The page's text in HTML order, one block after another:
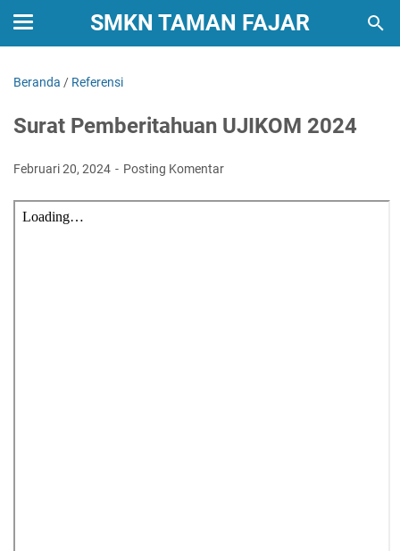
SMKN TAMAN FAJAR
Beranda / Referensi
Surat Pemberitahuan UJIKOM 2024
Februari 20, 2024 Posting Komentar